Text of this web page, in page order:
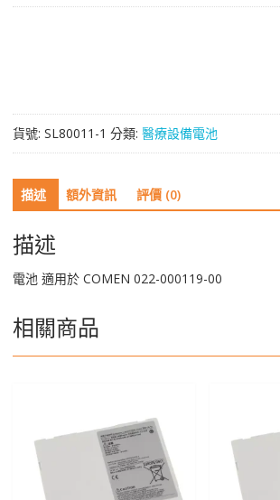
COMEN
022-
000119-
00
數
量
貨號: SL80011-1 分類: 醫療設備電池
描述 額外資訊 評價 (0)
描述
電池 適用於 COMEN 022-000119-00
相關商品